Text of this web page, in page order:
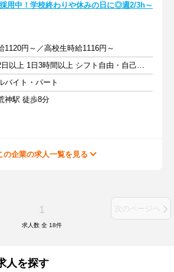
採用中！学校終わりや休みの日に◎週2/3h～
1120円～／高校生時給1116円～
週2日以上 1日3時間以上 シフト自由・自己申告
バイト・パート
神駅 徒歩8分
の企業の求人一覧を見る
1 次のページへ
求人数 全 18件
人を探す